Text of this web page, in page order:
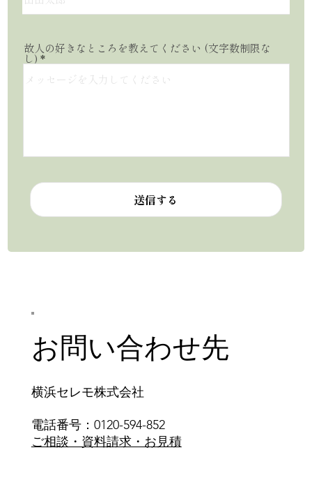
電話番号：0120-594-852
ご相談・資料請求・お見積
横浜セレモ株式会社
お問い合わせ先
故人の好きなところを教えてください (文字数制限な
し)
送信する